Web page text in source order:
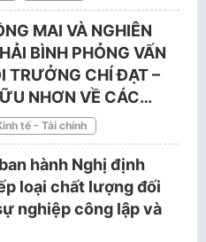
MAI VÀ NGHIÊN
BÌNH PHỎNG VẤN
TRƯỞNG CHÍ ĐẠT –
NHƠN VỀ CÁC…
tế - Tài chính
hành Nghị định
loại chất lượng đối
nghiệp công lập và